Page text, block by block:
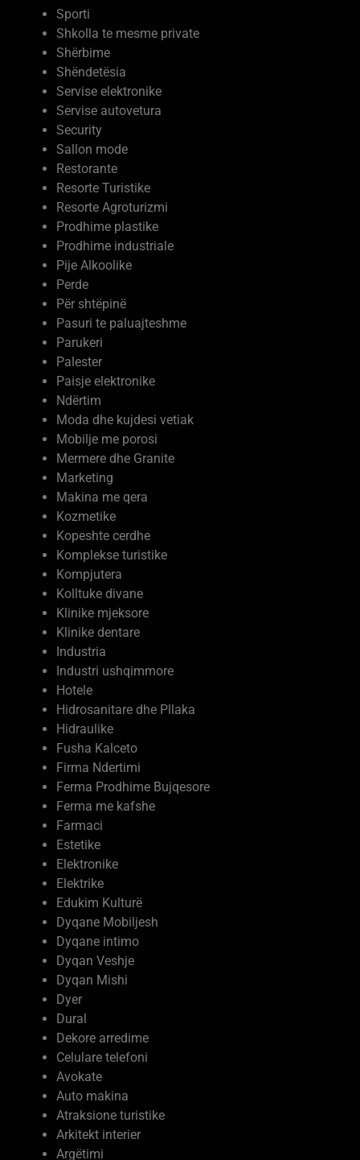
Shkolla te mesme private
Shërbime
Shëndetësia
Servise elektronike
Servise autovetura
Security
Sallon mode
Restorante
Resorte Turistike
Resorte Agroturizmi
Prodhime plastike
Prodhime industriale
Pije Alkoolike
Perde
Për shtëpinë
Pasuri te paluajteshme
Parukeri
Palester
Paisje elektronike
Ndërtim
Moda dhe kujdesi vetiak
Mobilje me porosi
Mermere dhe Granite
Marketing
Makina me qera
Kozmetike
Kopeshte cerdhe
Komplekse turistike
Kompjutera
Kolltuke divane
Klinike mjeksore
Klinike dentare
Industria
Industri ushqimmore
Hotele
Hidrosanitare dhe Pllaka
Hidraulike
Fusha Kalceto
Firma Ndertimi
Ferma Prodhime Bujqesore
Ferma me kafshe
Farmaci
Estetike
Elektronike
Elektrike
Edukim Kulturë
Dyqane Mobiljesh
Dyqane intimo
Dyqan Veshje
Dyqan Mishi
Dyer
Dural
Dekore arredime
Celulare telefoni
Avokate
Auto makina
Atraksione turistike
Arkitekt interier
Argëtimi